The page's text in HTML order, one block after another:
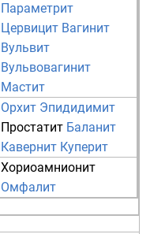
Параметрит
Цервицит Вагинит
Вульвит
Вульвовагинит
Мастит
Орхит Эпидидимит
Простатит Баланит
Кавернит Куперит
Хориоамнионит
Омфалит